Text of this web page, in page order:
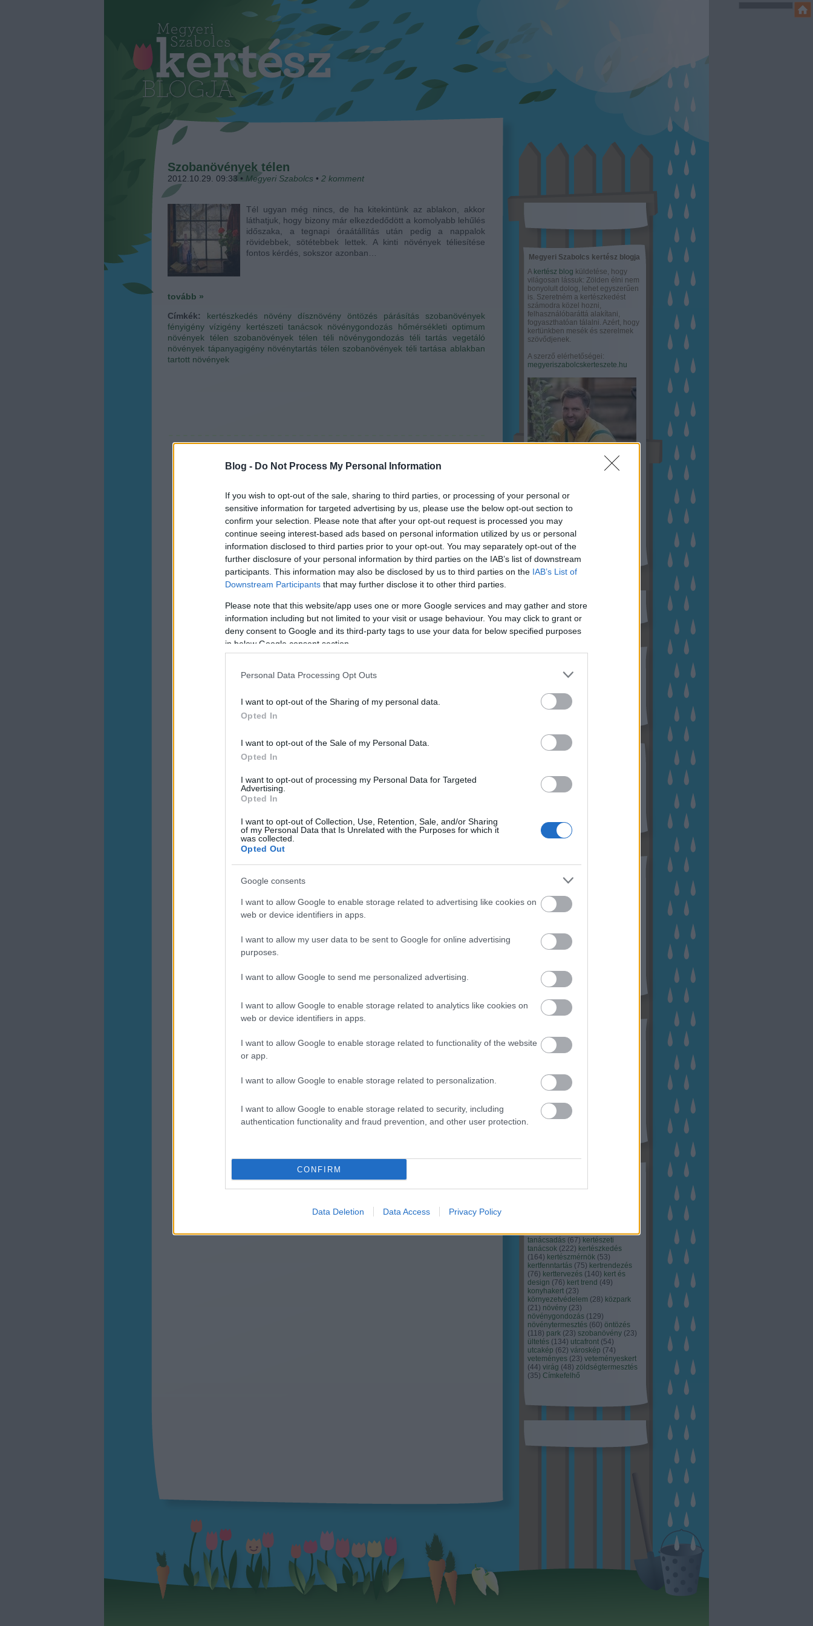
Blog - Do Not Process My Personal Information
If you wish to opt-out of the sale, sharing to third parties, or processing of your personal or
sensitive information for targeted advertising by us, please use the below opt-out section to
confirm your selection. Please note that after your opt-out request is processed you may
continue seeing interest-based ads based on personal information utilized by us or personal
information disclosed to third parties prior to your opt-out. You may separately opt-out of the
further disclosure of your personal information by third parties on the IAB’s list of downstream
participants. This information may also be disclosed by us to third parties on the IAB’s List of
Downstream Participants that may further disclose it to other third parties.
Please note that this website/app uses one or more Google services and may gather and store
information including but not limited to your visit or usage behaviour. You may click to grant or
deny consent to Google and its third-party tags to use your data for below specified purposes
in below Google consent section.
Personal Data Processing Opt Outs
I want to opt-out of the Sharing of my personal data.
Opted In
I want to opt-out of the Sale of my Personal Data.
Opted In
I want to opt-out of processing my Personal Data for Targeted
Advertising.
Opted In
I want to opt-out of Collection, Use, Retention, Sale, and/or Sharing
of my Personal Data that Is Unrelated with the Purposes for which it
was collected.
Opted Out
Google consents
I want to allow Google to enable storage related to advertising like cookies on
web or device identifiers in apps.
I want to allow my user data to be sent to Google for online advertising
purposes.
I want to allow Google to send me personalized advertising.
I want to allow Google to enable storage related to analytics like cookies on
web or device identifiers in apps.
I want to allow Google to enable storage related to functionality of the website
or app.
I want to allow Google to enable storage related to personalization.
I want to allow Google to enable storage related to security, including
authentication functionality and fraud prevention, and other user protection.
CONFIRM
Data Deletion Data Access Privacy Policy
Szobanövények télen
2012.10.29. 09:33 • Megyeri Szabolcs • 2 komment
Tél ugyan még nincs, de ha kitekintünk az ablakon, akkor
láthatjuk, hogy bizony már elkezdedődött a komolyabb lehűlés
időszaka, a tegnapi óraátállítás után pedig a nappalok
rövidebbek, sötétebbek lettek. A kinti növények téliesítése
fontos kérdés, sokszor azonban…
tovább »
Címkék: kertészkedés növény dísznövény öntözés párásítás
szobanövények
fényigény vízigény kertészeti tanácsok növénygondozás
hőmérsékleti optimum
növények télen szobanövények télen téli növénygondozás téli tartás
vegetáló
növények tápanyagigény növénytartás télen szobanövények téli tartása ablakban
tartott növények
Megyeri Szabolcs kertész blogja
A kertész blog küldetése, hogy
világosan lássuk: Zölden élni nem
bonyolult dolog, lehet egyszerűen
is. Szeretném a kertészkedést
számodra közel hozni,
felhasználóbaráttá alakítani,
fogyaszthatóan tálalni. Azért, hogy
kertünkben mesék és szerelmek
szövődjenek.
A szerző elérhetőségei:
megyeriszabolcskerteszete.hu
Kertészete
Hírlevél feliratkozás
Archívum
2022 november
2022 szeptember
2022 augusztus
2022 április (
2021 december
2021 október
Budapest (45) dísznövény
(126) kertészet (118) kertészeti
tanácsadás (67) kertészeti
tanácsok (222) kertészkedés
(164) kertészmérnök (53)
kertfenntartás (75) kertrendezés
(76) kerttervezés (140) kert és
design (76) kert trend (49)
konyhakert (23)
környezetvédelem (28) közpark
(21) növény (23)
növénygondozás (129)
növénytermesztés (60) öntözés
(118) park (23) szobanövény (23)
ültetés (134) utcafront (54)
utcakép (62) városkép (74)
veteményes (23) veteményeskert
(44) virág (48) zöldségtermesztés
(35) Címkefelhő